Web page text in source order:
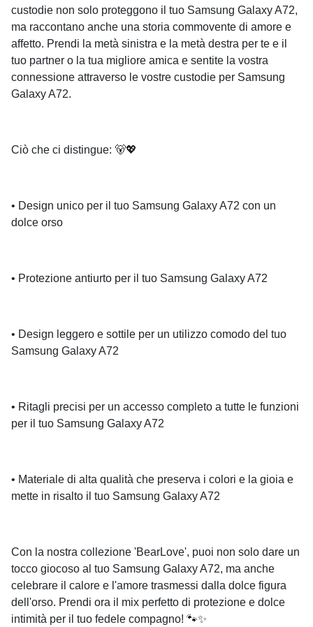
custodie non solo proteggono il tuo Samsung Galaxy A72,
ma raccontano anche una storia commovente di amore e
affetto. Prendi la metà sinistra e la metà destra per te e il
tuo partner o la tua migliore amica e sentite la vostra
connessione attraverso le vostre custodie per Samsung
Galaxy A72.
Ciò che ci distingue: 🐻💖
• Design unico per il tuo Samsung Galaxy A72 con un
dolce orso
• Protezione antiurto per il tuo Samsung Galaxy A72
• Design leggero e sottile per un utilizzo comodo del tuo
Samsung Galaxy A72
• Ritagli precisi per un accesso completo a tutte le funzioni
per il tuo Samsung Galaxy A72
• Materiale di alta qualità che preserva i colori e la gioia e
mette in risalto il tuo Samsung Galaxy A72
Con la nostra collezione 'BearLove', puoi non solo dare un
tocco giocoso al tuo Samsung Galaxy A72, ma anche
celebrare il calore e l'amore trasmessi dalla dolce figura
dell'orso. Prendi ora il mix perfetto di protezione e dolce
intimità per il tuo fedele compagno! 🐾✨